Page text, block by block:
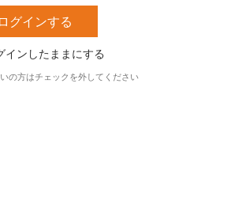
インしたままにする
の方はチェックを外してください